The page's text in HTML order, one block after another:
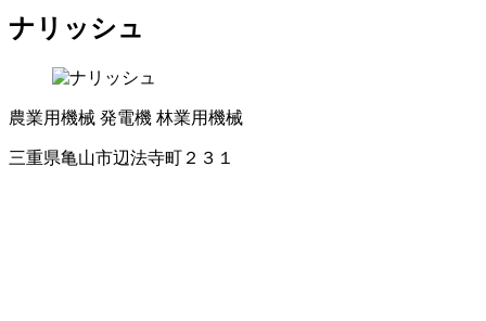
ナリッシュ
農業用機械 発電機 林業用機械
三重県亀山市辺法寺町２３１